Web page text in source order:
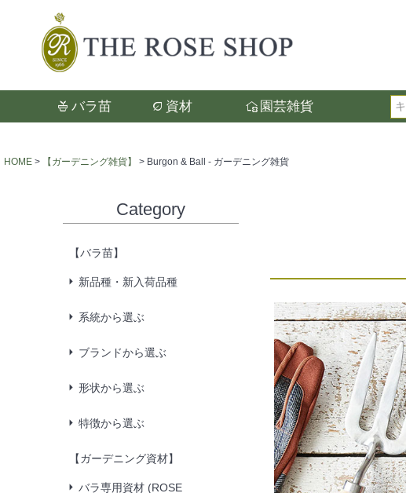
バラ苗 資材 園芸雑貨
検索
検索
HOME 【ガーデニング雑貨】 Burgon & Ball - ガーデニング雑貨
Category
【バラ苗】
新品種・新入荷品種
系統から選ぶ
ブランドから選ぶ
形状から選ぶ
特徴から選ぶ
【ガーデニング資材】
バラ専用資材 (ROSE